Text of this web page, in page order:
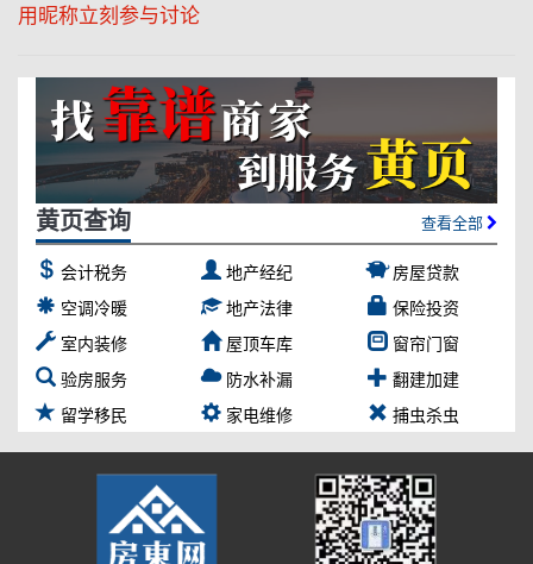
用昵称立刻参与讨论
黄页查询 查看全部
会计税务 地产经纪
房屋贷款
空调冷暖
地产法律
保险投资
室内装修
屋顶车库
窗帘门窗
验房服务
防水补漏
翻建加建
留学移民
家电维修 捕虫杀虫